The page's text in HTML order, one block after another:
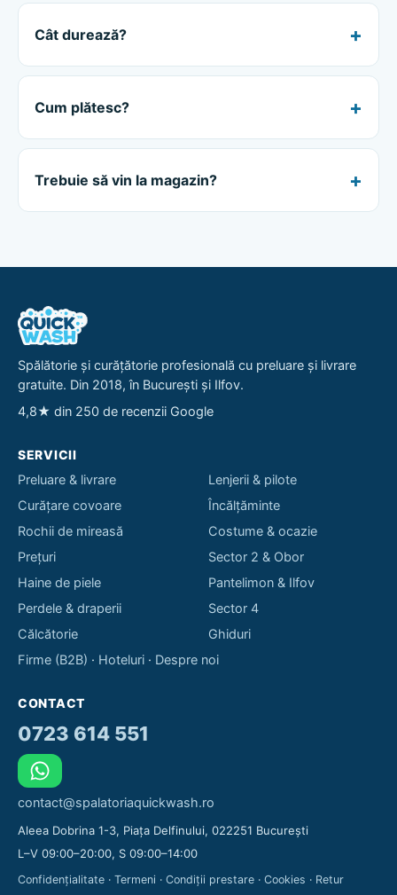
Cât durează?
Cum plătesc?
Trebuie să vin la magazin?
Spălătorie și curățătorie profesională cu preluare și livrare
gratuite. Din 2018, în București și Ilfov.
4,8★ din 250 de recenzii Google
SERVICII
Preluare & livrare
Curățare covoare
Rochii de mireasă
Prețuri
Haine de piele
Perdele & draperii
Călcătorie
Lenjerii & pilote
Încălțăminte
Costume & ocazie
Sector 2 & Obor
Pantelimon & Ilfov
Sector 4
Ghiduri
Firme (B2B) · Hoteluri · Despre noi
CONTACT
0723 614 551
contact@spalatoriaquickwash.ro
Aleea Dobrina 1-3, Piața Delfinului, 022251 București
L–V 09:00–20:00, S 09:00–14:00
Confidențialitate · Termeni · Condiții prestare · Cookies · Retur